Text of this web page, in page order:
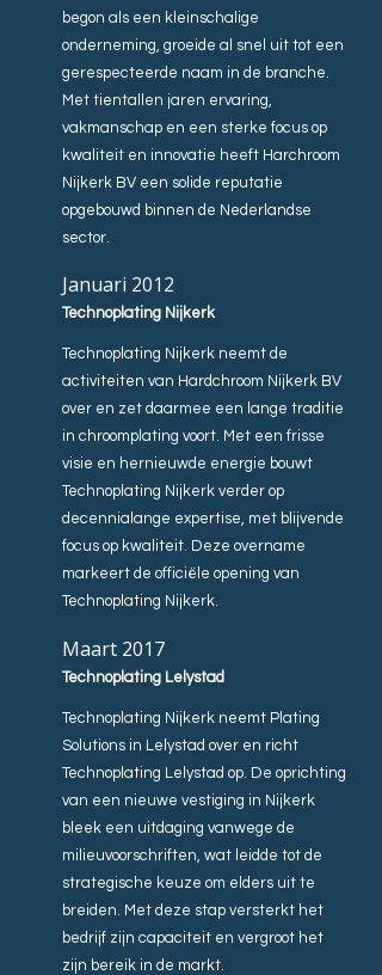
begon als een kleinschalige
onderneming, groeide al snel uit tot een
gerespecteerde naam in de branche.
Met tientallen jaren ervaring,
vakmanschap en een sterke focus op
kwaliteit en innovatie heeft Harchroom
Nijkerk BV een solide reputatie
opgebouwd binnen de Nederlandse
sector.
Januari 2012
Technoplating Nijkerk
Technoplating Nijkerk neemt de
activiteiten van Hardchroom Nijkerk BV
over en zet daarmee een lange traditie
in chroomplating voort. Met een frisse
visie en hernieuwde energie bouwt
Technoplating Nijkerk verder op
decennialange expertise, met blijvende
focus op kwaliteit. Deze overname
markeert de officiële opening van
Technoplating Nijkerk.
Maart 2017
Technoplating Lelystad
Technoplating Nijkerk neemt Plating
Solutions in Lelystad over en richt
Technoplating Lelystad op. De oprichting
van een nieuwe vestiging in Nijkerk
bleek een uitdaging vanwege de
milieuvoorschriften, wat leidde tot de
strategische keuze om elders uit te
breiden. Met deze stap versterkt het
bedrijf zijn capaciteit en vergroot het
zijn bereik in de markt.